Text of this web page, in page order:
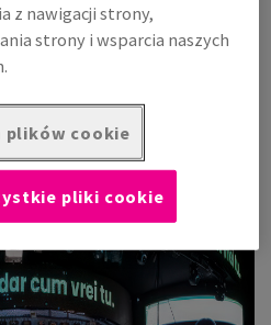
dekoracji na
z nawigacji strony,
strony i wsparcia naszych
plików cookie
pliki cookie